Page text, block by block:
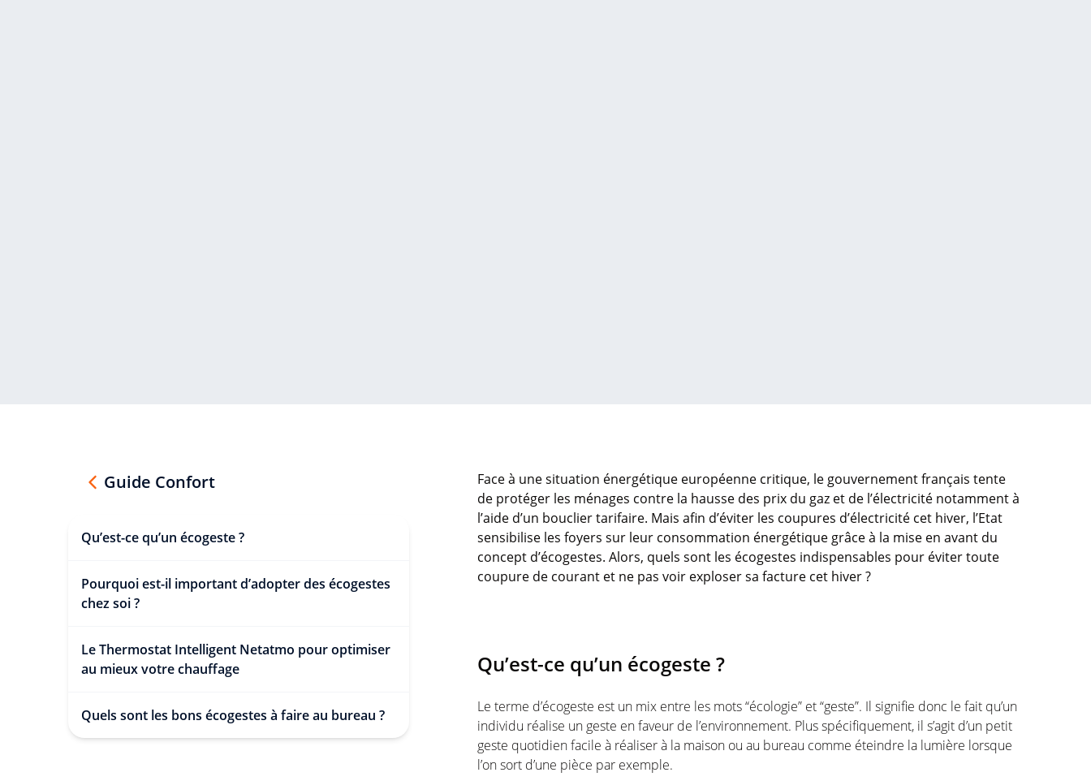
Guide Confort
Qu’est-ce qu’un écogeste ?
Pourquoi est-il important d’adopter des écogestes
chez soi ?
Le Thermostat Intelligent Netatmo pour optimiser
au mieux votre chauffage
Quels sont les bons écogestes à faire au bureau ?
Face à une situation énergétique européenne critique, le gouvernement français tente
de protéger les ménages contre la hausse des prix du gaz et de l’électricité notamment à
l’aide d’un bouclier tarifaire. Mais afin d’éviter les coupures d’électricité cet hiver, l’Etat
sensibilise les foyers sur leur consommation énergétique grâce à la mise en avant du
concept d’écogestes. Alors, quels sont les écogestes indispensables pour éviter toute
coupure de courant et ne pas voir exploser sa facture cet hiver ?
Qu’est-ce qu’un écogeste ?
Le terme d’écogeste est un mix entre les mots “écologie” et “geste”. Il signifie donc le fait qu’un
individu réalise un geste en faveur de l’environnement. Plus spécifiquement, il s’agit d’un petit
geste quotidien facile à réaliser à la maison ou au bureau comme éteindre la lumière lorsque
l’on sort d’une pièce par exemple.